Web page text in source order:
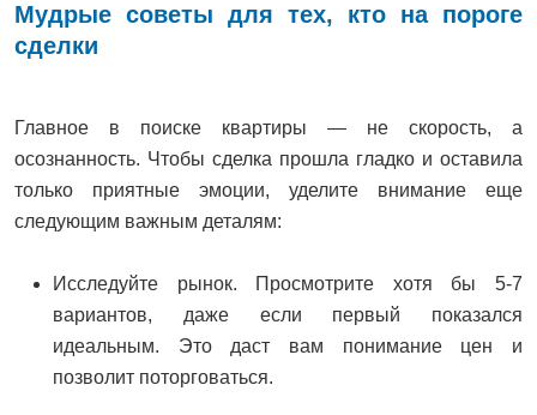
Мудрые советы для тех, кто на пороге
сделки
Главное в поиске квартиры — не скорость, а
осознанность. Чтобы сделка прошла гладко и оставила
только приятные эмоции, уделите внимание еще
следующим важным деталям:
Исследуйте рынок. Просмотрите хотя бы 5-7
вариантов, даже если первый показался
идеальным. Это даст вам понимание цен и
позволит поторговаться.